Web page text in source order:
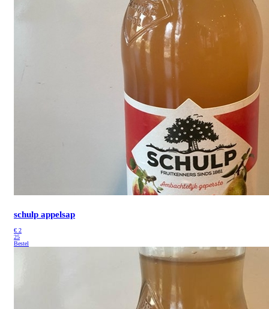
schulp appelsap
€ 2
25
Bestel